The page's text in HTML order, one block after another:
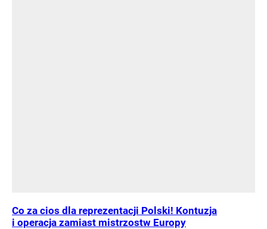
Co za cios dla reprezentacji Polski! Kontuzja
i operacja zamiast mistrzostw Europy